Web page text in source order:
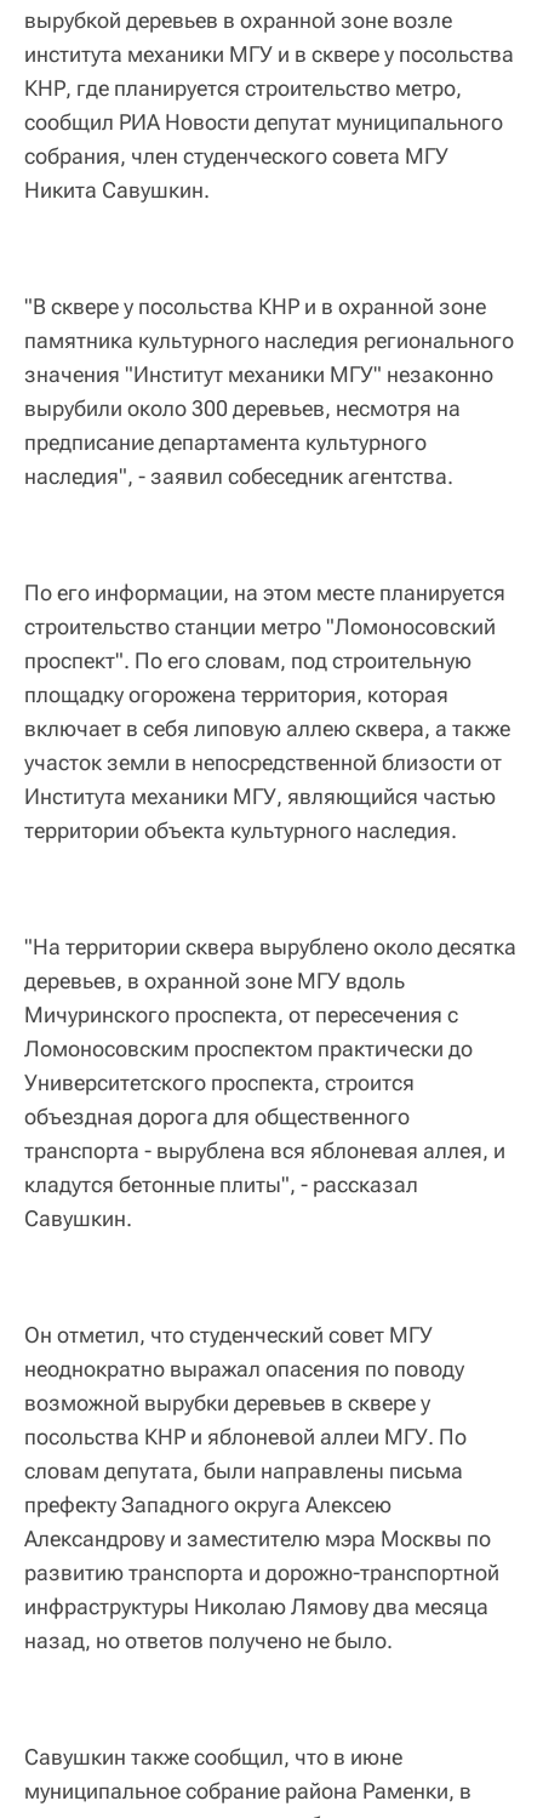
вырубкой деревьев в охранной зоне возле
института механики МГУ и в сквере у посольства
КНР, где планируется строительство метро,
сообщил РИА Новости депутат муниципального
собрания, член студенческого совета МГУ
Никита Савушкин.
"В сквере у посольства КНР и в охранной зоне
памятника культурного наследия регионального
значения "Институт механики МГУ" незаконно
вырубили около 300 деревьев, несмотря на
предписание департамента культурного
наследия", - заявил собеседник агентства.
По его информации, на этом месте планируется
строительство станции метро "Ломоносовский
проспект". По его словам, под строительную
площадку огорожена территория, которая
включает в себя липовую аллею сквера, а также
участок земли в непосредственной близости от
Института механики МГУ, являющийся частью
территории объекта культурного наследия.
"На территории сквера вырублено около десятка
деревьев, в охранной зоне МГУ вдоль
Мичуринского проспекта, от пересечения с
Ломоносовским проспектом практически до
Университетского проспекта, строится
объездная дорога для общественного
транспорта - вырублена вся яблоневая аллея, и
кладутся бетонные плиты", - рассказал
Савушкин.
Он отметил, что студенческий совет МГУ
неоднократно выражал опасения по поводу
возможной вырубки деревьев в сквере у
посольства КНР и яблоневой аллеи МГУ. По
словам депутата, были направлены письма
префекту Западного округа Алексею
Александрову и заместителю мэра Москвы по
развитию транспорта и дорожно-транспортной
инфраструктуры Николаю Лямову два месяца
назад, но ответов получено не было.
Савушкин также сообщил, что в июне
муниципальное собрание района Раменки, в